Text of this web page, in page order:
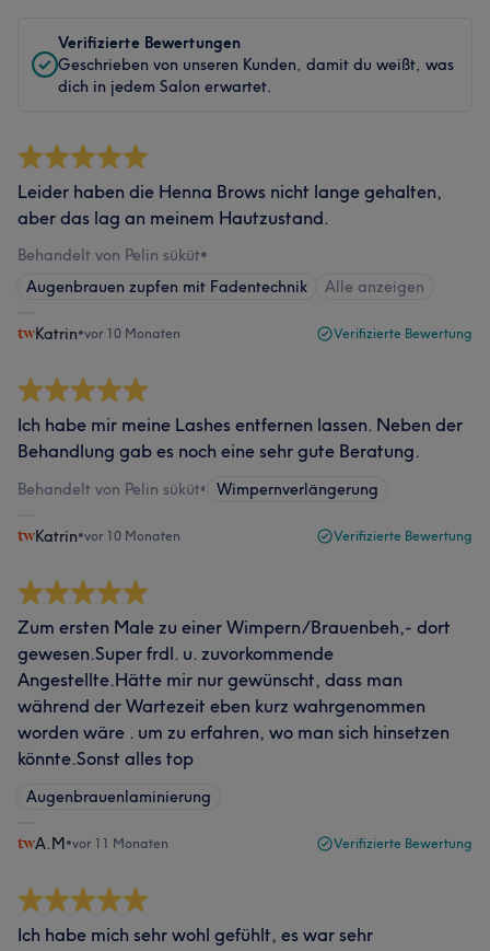
Verifizierte Bewertungen
Geschrieben von unseren Kunden, damit du weißt, was
dich in jedem Salon erwartet.
Leider haben die Henna Brows nicht lange gehalten,
aber das lag an meinem Hautzustand.
Behandelt von Pelin süküt•
Augenbrauen zupfen mit Fadentechnik
Alle anzeigen
Katrin•vor 10 Monaten Verifizierte Bewertung
Ich habe mir meine Lashes entfernen lassen. Neben der
Behandlung gab es noch eine sehr gute Beratung.
Behandelt von Pelin süküt• Wimpernverlängerung
Katrin•vor 10 Monaten Verifizierte Bewertung
Zum ersten Male zu einer Wimpern/Brauenbeh,- dort
gewesen.Super frdl. u. zuvorkommende
Angestellte.Hätte mir nur gewünscht, dass man
während der Wartezeit eben kurz wahrgenommen
worden wäre . um zu erfahren, wo man sich hinsetzen
könnte.Sonst alles top
Augenbrauenlaminierung
A.M•vor 11 Monaten Verifizierte Bewertung
Ich habe mich sehr wohl gefühlt, es war sehr